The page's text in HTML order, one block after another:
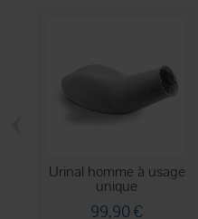
Urinal homme à usage
unique
99,90 €